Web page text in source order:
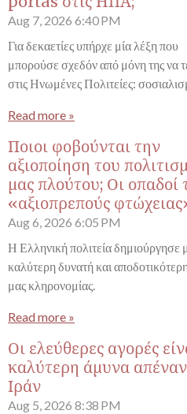
Aug 7, 2026 6:40 PM
Για δεκαετίες υπήρχε μία λέξη που
μπορούσε σχεδόν από μόνη της να
στις Ηνωμένες Πολιτείες:
Read more »
Ποιοι φοβούνται την
αξιοποίηση του
μας πλούτου; Οι οπαδοί
«αξιοπρεπούς
Aug 6, 2026 6:05 PM
Η Ελληνική πολιτεία δημιούργησε
καλύτερη δυνατή και
μας κληρονομίας.
Read more »
Οι ελεύθερες αγορές
καλύτερη άμυνα
Ιράν
Aug 5, 2026 8:38 PM